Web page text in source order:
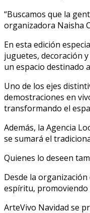
“Buscamos que la
organizadora Naisha
En esta edición
juguetes, decoración
un espacio destinado
Uno de los ejes
demostraciones en
transformando el
Además, la Agencia
se sumará el
Quienes lo deseen
Desde la
espíritu, promoviendo
ArteVivo Navidad se